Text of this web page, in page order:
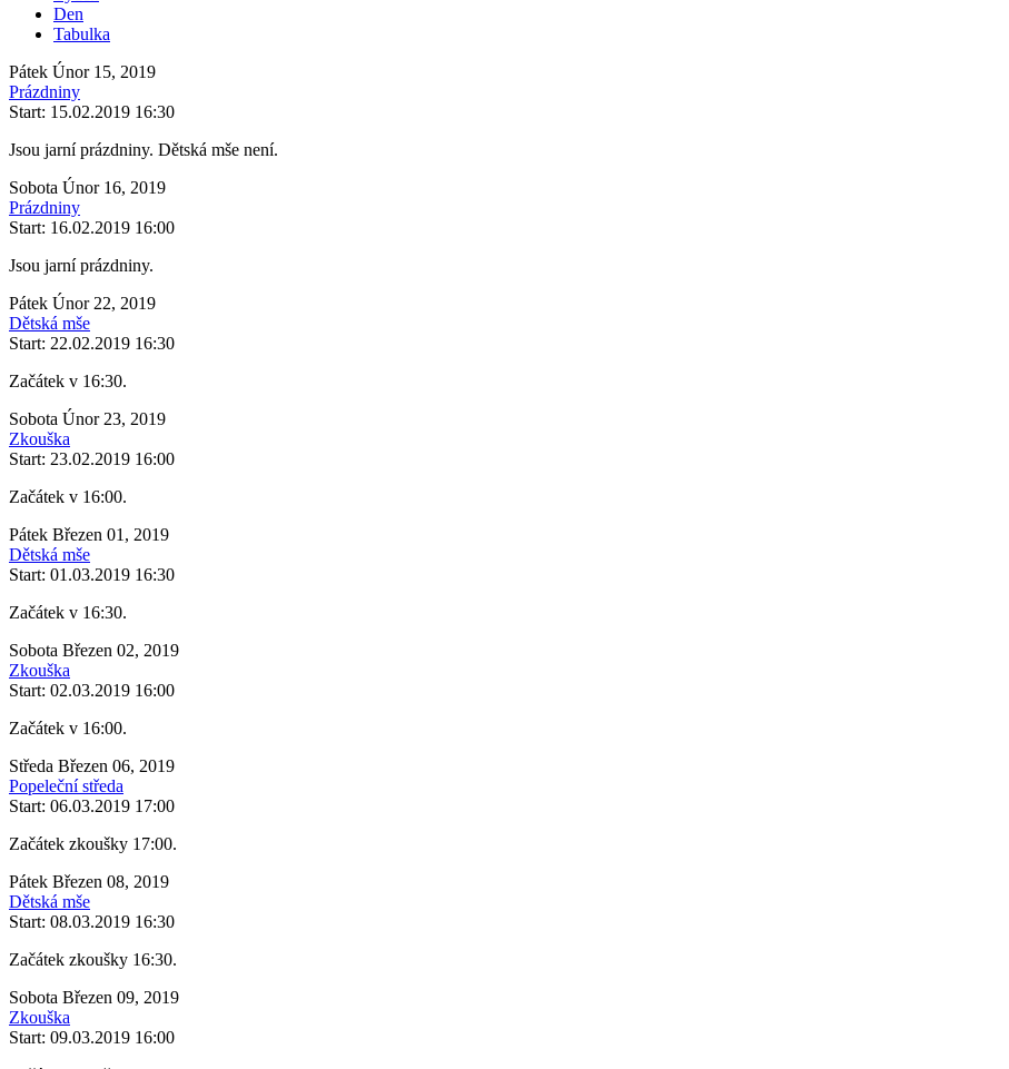
Den
Tabulka
Pátek Únor 15, 2019
Prázdniny
Start: 15.02.2019 16:30
Jsou jarní prázdniny. Dětská mše není.
Sobota Únor 16, 2019
Prázdniny
Start: 16.02.2019 16:00
Jsou jarní prázdniny.
Pátek Únor 22, 2019
Dětská mše
Start: 22.02.2019 16:30
Začátek v 16:30.
Sobota Únor 23, 2019
Zkouška
Start: 23.02.2019 16:00
Začátek v 16:00.
Pátek Březen 01, 2019
Dětská mše
Start: 01.03.2019 16:30
Začátek v 16:30.
Sobota Březen 02, 2019
Zkouška
Start: 02.03.2019 16:00
Začátek v 16:00.
Středa Březen 06, 2019
Popeleční středa
Start: 06.03.2019 17:00
Začátek zkoušky 17:00.
Pátek Březen 08, 2019
Dětská mše
Start: 08.03.2019 16:30
Začátek zkoušky 16:30.
Sobota Březen 09, 2019
Zkouška
Start: 09.03.2019 16:00